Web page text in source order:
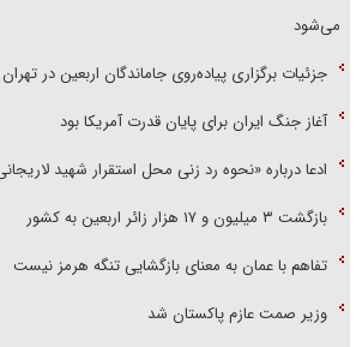
می‌شود
جزئیات برگزاری پیاده‌روی جاماندگان اربعین در تهران
آغاز جنگ ایران برای پایان قدرت آمریکا بود
ادعا درباره «نحوه رد زنی محل استقرار شهید
بازگشت ۳ میلیون و ۱۷ هزار زائر اربعین به کشور
تفاهم با عمان به معنای بازگشایی تنگه هرمز نیست
وزیر صمت عازم پاکستان شد